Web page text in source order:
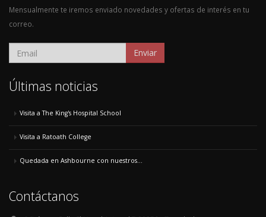
Mensualmente te iremos enviado novedades y ofertas de interés en tu
correo.
Enviar
Últimas noticias
Visita a The King's Hospital School
Visita a Ratoath College
Quedada en Ashbourne con nuestros...
Contáctanos